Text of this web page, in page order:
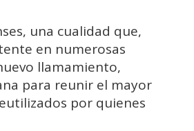
una cualidad que,
en numerosas
llamamiento,
para reunir el mayor
por quienes